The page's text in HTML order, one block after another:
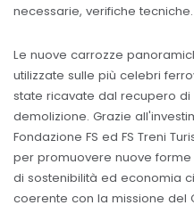
necessarie, verifiche tecniche.
Le nuove carrozze
utilizzate sulle più celebri
state ricavate dal recupero
demolizione. Grazie
Fondazione FS ed FS Treni
per promuovere nuove forme
di sostenibilità ed economia
coerente con la missione del